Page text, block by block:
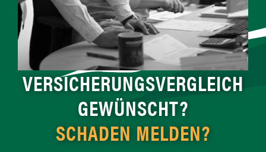
VERSICHERUNGSVERGLEICH
GEWÜNSCHT?
SCHADEN MELDEN?